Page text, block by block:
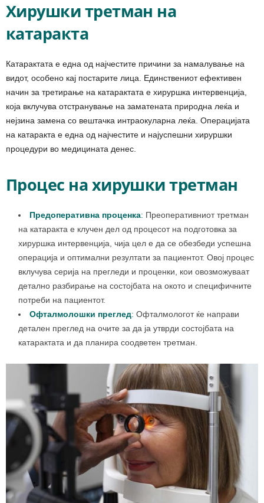
Хирушки третман на
катаракта
Катарактата е една од најчестите причини за намалување на
видот, особено кај постарите лица. Единствениот ефективен
начин за третирање на катарактата е хируршка интервенција,
која вклучува отстранување на заматената природна леќа и
нејзина замена со вештачка интраокуларна леќа. Операцијата
на катаракта е една од најчестите и најуспешни хируршки
процедури во медицината денес.
Процес на хирушки третман
Предоперативна проценка: Преоперативниот третман
на катаракта е клучен дел од процесот на подготовка за
хируршка интервенција, чија цел е да се обезбеди успешна
операција и оптимални резултати за пациентот. Овој процес
вклучува серија на прегледи и проценки, кои овозможуваат
детално разбирање на состојбата на окото и специфичните
потреби на пациентот.
Офталмолошки преглед: Офталмологот ќе направи
детален преглед на очите за да ја утврди состојбата на
катарактата и да планира соодветен третман.